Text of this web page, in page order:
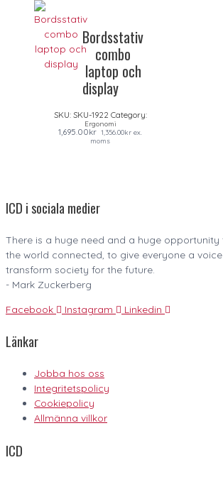
Bordsstativ
combo
laptop och
display
SKU: SKU-1922 Category:
Ergonomi
1,695.00kr 1,356.00kr ex.
moms
ICD i sociala medier
There is a huge need and a huge opportunity
the world connected, to give everyone a
transform society for the future.
- Mark Zuckerberg
Facebook Instagram Linkedin
Länkar
Jobba hos oss
Integritetspolicy
Cookiepolicy
Allmänna villkor
ICD